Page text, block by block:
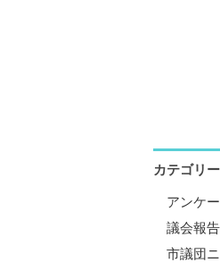
カテゴリー
アンケ
議会報告
市議団